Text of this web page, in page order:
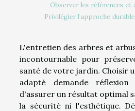
Observer les références et
Privilégier l’approche
L'entretien des arbres et
incontournable pour
santé de votre jardin. Choisir
adapté demande
d'assurer un résultat optimal
la sécurité ni l'esthétique.